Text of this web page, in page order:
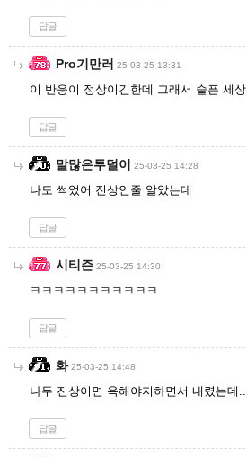
답글
Pro기만러 25-03-25 13:31
이 반응이 정상이긴한데 그래서 슬픈 세상
답글
말많은투덜이 25-03-25 14:28
나도 썩었어 진상인줄 알았는데
답글
시티즌 25-03-25 14:30
ㅋㅋㅋㅋㅋㅋㅋㅋㅋㅋㅋ
답글
화 25-03-25 14:48
나두 진상이면 욕해야지하면서 내렸는데..
답글